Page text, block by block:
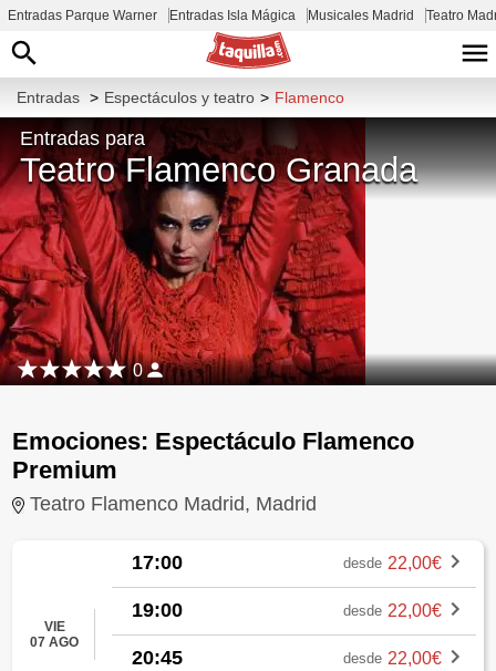
Entradas Parque Warner Entradas Isla Mágica Musicales Madrid Teatro
Entradas > Espectáculos y teatro > Flamenco
Entradas para
Teatro Flamenco Granada
0
Emociones: Espectáculo Flamenco
Premium
Teatro Flamenco Madrid, Madrid
VIE
07 AGO
17:00 desde 22,00€
19:00 desde 22,00€
20:45 desde 22,00€